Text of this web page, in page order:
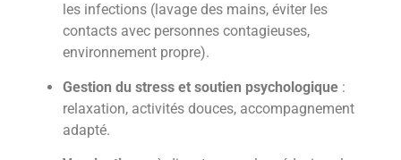
les infections (lavage des mains, éviter les
contacts avec personnes contagieuses,
environnement propre).
Gestion du stress et soutien psychologique :
relaxation, activités douces, accompagnement
adapté.